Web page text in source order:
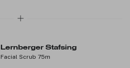
Lernberger Stafsing
Facial Scrub 75m